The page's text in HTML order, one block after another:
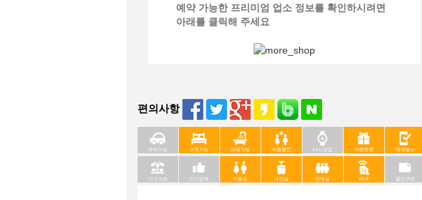
예약 가능한 프리미엄 업소 정보를 확인하시려면
아래를 클릭해 주세요
편의사항
주차가능 수면가능 샤워가능 커플할인 24시영업 이벤트중 예약필수
신규오픈 인기업체 커플실 개인실 단체실 Wi-fi 할인쿠폰